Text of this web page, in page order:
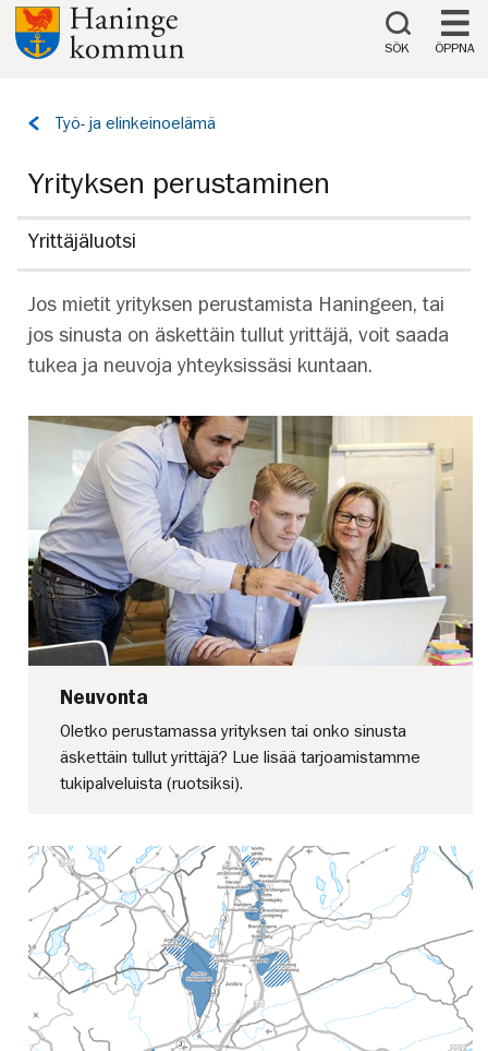
Till innehåll på sidan
SÖK ÖPPNA
Tillbaka
Työ- ja elinkeinoelämä
Yrityksen perustaminen
Yrittäjäluotsi
Jos mietit yrityksen perustamista Haningeen, tai
jos sinusta on äskettäin tullut yrittäjä, voit saada
tukea ja neuvoja yhteyksissäsi kuntaan.
Neuvonta
Oletko perustamassa yrityksen tai onko sinusta
äskettäin tullut yrittäjä? Lue lisää tarjoamistamme
tukipalveluista (ruotsiksi).